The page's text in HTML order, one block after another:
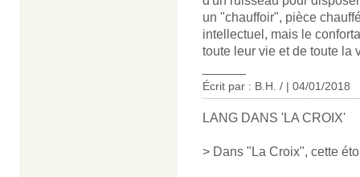
un "chauffoir", pièce
intellectuel, mais le
toute leur vie et de toute la
Écrit par : B.H. / | 04/01/2018
LANG DANS 'LA CROIX'
> Dans "La Croix", cette